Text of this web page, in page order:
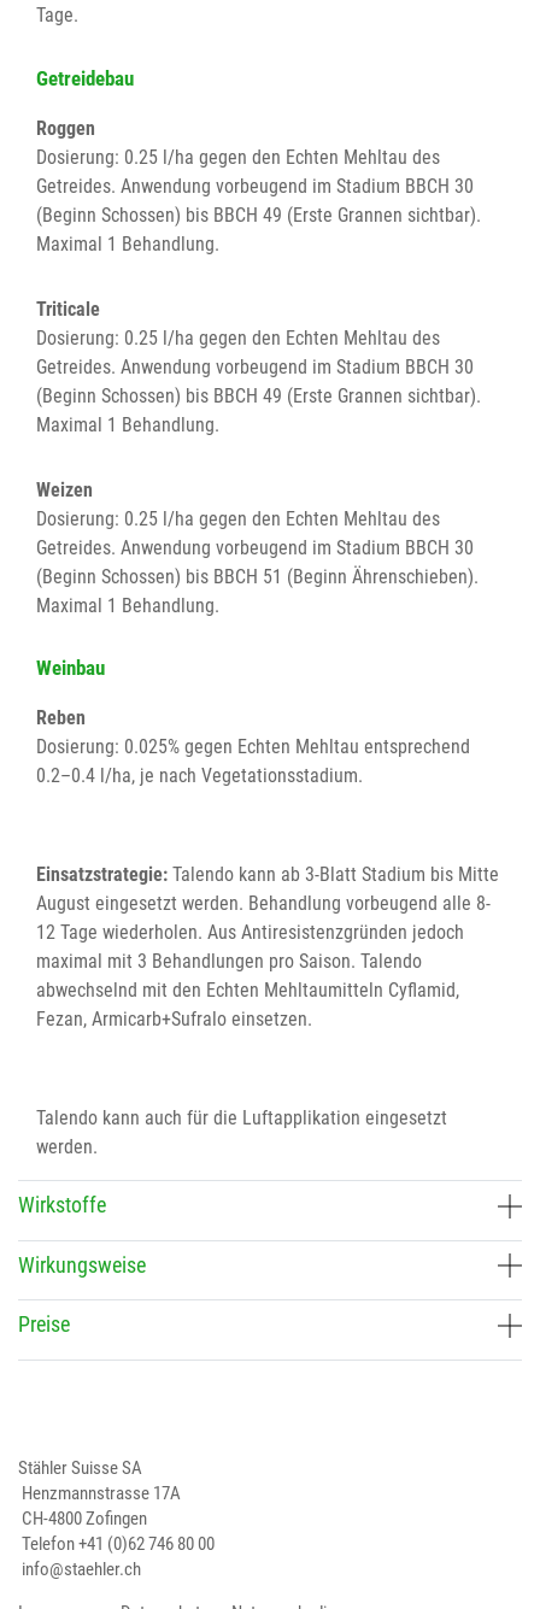
Tage.
Getreidebau
Roggen
Dosierung: 0.25 l/ha gegen den Echten Mehltau des
Getreides. Anwendung vorbeugend im Stadium BBCH 30
(Beginn Schossen) bis BBCH 49 (Erste Grannen sichtbar).
Maximal 1 Behandlung.
Triticale
Dosierung: 0.25 l/ha gegen den Echten Mehltau des
Getreides. Anwendung vorbeugend im Stadium BBCH 30
(Beginn Schossen) bis BBCH 49 (Erste Grannen sichtbar).
Maximal 1 Behandlung.
Weizen
Dosierung: 0.25 l/ha gegen den Echten Mehltau des
Getreides. Anwendung vorbeugend im Stadium BBCH 30
(Beginn Schossen) bis BBCH 51 (Beginn Ährenschieben).
Maximal 1 Behandlung.
Weinbau
Reben
Dosierung: 0.025% gegen Echten Mehltau entsprechend
0.2–0.4 l/ha, je nach Vegetationsstadium.
Einsatzstrategie: Talendo kann ab 3-Blatt Stadium bis Mitte
August eingesetzt werden. Behandlung vorbeugend alle 8-
12 Tage wiederholen. Aus Antiresistenzgründen jedoch
maximal mit 3 Behandlungen pro Saison. Talendo
abwechselnd mit den Echten Mehltaumitteln Cyflamid,
Fezan, Armicarb+Sufralo einsetzen.
Talendo kann auch für die Luftapplikation eingesetzt
werden.
Wirkstoffe
Wirkungsweise
Preise
Stähler Suisse SA
Henzmannstrasse 17A
CH-4800 Zofingen
Telefon+41 (0)62 746 80 00
info@staehler.ch